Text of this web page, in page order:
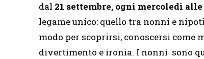
dal 21 settembre, ogni mercoledì alle
legame unico: quello tra nonni e
modo per scoprirsi, conoscersi come
divertimento e ironia. I nonni sono